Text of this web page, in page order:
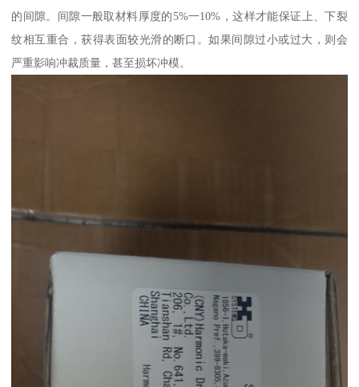
的间隙。间隙一般取材料厚度的5%一10%，这样才能保证上、下裂
纹相互重合，获得表面较光滑的断口。如果间隙过小或过大，则会
严重影响冲裁质量，甚至损坏冲模。